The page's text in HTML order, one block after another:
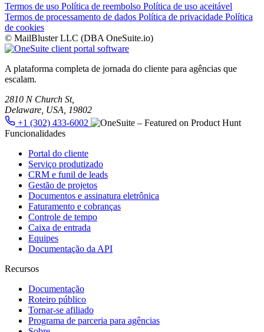
Termos de uso Política de reembolso Política de uso aceitável
Termos de processamento de dados Política de privacidade Política
de cookies
© MailBluster LLC (DBA OneSuite.io)
A plataforma completa de jornada do cliente para agências que
escalam.
2810 N Church St,
Delaware, USA, 19802
+1 (302) 433-6002
Funcionalidades
Portal do cliente
Serviço produtizado
CRM e funil de leads
Gestão de projetos
Documentos e assinatura eletrônica
Faturamento e cobranças
Controle de tempo
Caixa de entrada
Equipes
Documentação da API
Recursos
Documentação
Roteiro público
Tornar-se afiliado
Programa de parceria para agências